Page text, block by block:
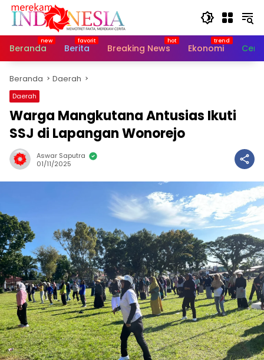
Langsung
Beranda
Berita Breaking News Ekonomi
Beranda Daerah
Daerah
Warga Mangkutana Antusias Ikuti
SSJ di Lapangan Wonorejo
Aswar Saputra
01/11/2025